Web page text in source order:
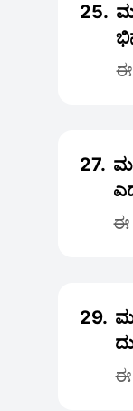
25.
ಈ
27.
ಈ
29.
ಈ